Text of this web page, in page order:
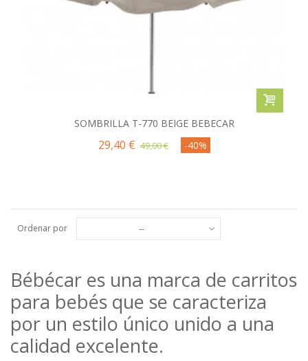
SOMBRILLA T-770 BEIGE BEBECAR
29,40 € 49,00 € -40%
Ordenar por --
Bébécar es una marca de carritos
para bebés que se caracteriza
por un estilo único unido a una
calidad excelente.